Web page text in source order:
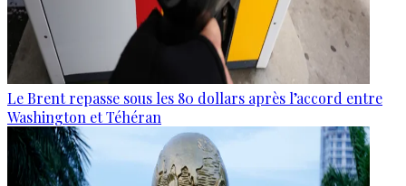
Le Brent repasse sous les 80 dollars après l’accord entre
Washington et Téhéran